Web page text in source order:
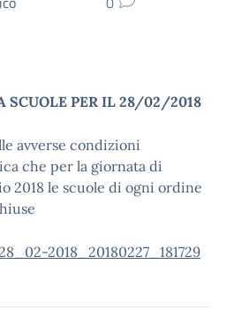
SCUOLE PER IL 28/02/2018
avverse condizioni
che per la giornata di
2018 le scuole di ogni ordine
2018_20180227_181729